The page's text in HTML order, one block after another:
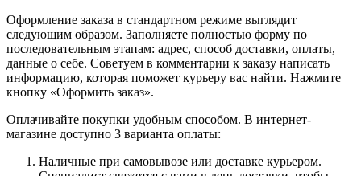
Оформление заказа в стандартном режиме выглядит
следующим образом. Заполняете полностью форму по
последовательным этапам: адрес, способ доставки, оплаты,
данные о себе. Советуем в комментарии к заказу написать
информацию, которая поможет курьеру вас найти. Нажмите
кнопку «Оформить заказ».
Оплачивайте покупки удобным способом. В интернет-
магазине доступно 3 варианта оплаты:
Наличные при самовывозе или доставке курьером.